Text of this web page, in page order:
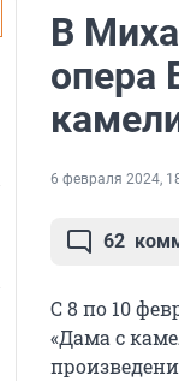
В
опера
6 февраля 2024,
62
С 8 по 10
«Дама с